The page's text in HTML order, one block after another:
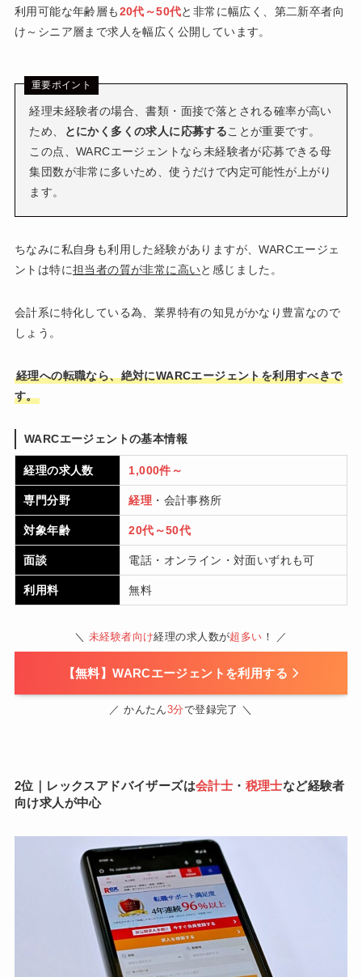
利用可能な年齢層も20代～50代と非常に幅広く、第二新卒者向
け～シニア層まで求人を幅広く公開しています。
重要ポイント
経理未経験者の場合、書類・面接で落とされる確率が高い
ため、
とにかく多くの求人に応募することが重要です。
この点、WARCエージェントなら未経験者が応募できる母
集団数が非常に多いため、使うだけで内定可能性が上がり
ます。
ちなみに私自身も利用した経験がありますが、WARCエージェ
ントは特に担当者の質が非常に高いと感じました。
会計系に特化している為、業界特有の知見がかなり豊富なので
しょう。
経理への転職なら、絶対にWARCエージェントを利用すべきで
す。
WARCエージェントの基本情報
経理の求人数 1,000件～
専門分野 経理 ・会計事務所
対象年齢 20代～50代
面談 電話・オンライン・対面いずれも可
利用料 無料
＼未経験者向け経理の求人数が超多い ！ ／
【無料】WARCエージェントを利用する
／ かんたん3分で登録完了 ＼
2位｜レックスアドバイザーズは会計士 ・ 税理士など経験者
向け求人が中心